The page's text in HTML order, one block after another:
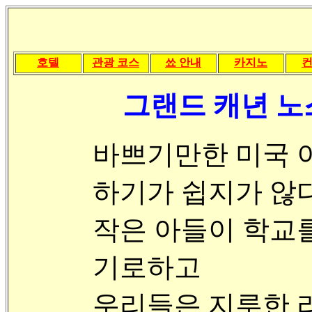
호텔 관광 코스 쑈 안내 카지노
그랜드 캐년
바쁘기만한 미국
하기가 쉽지가 않
작은 아들이 학교
기로하고
우리들은 지루한